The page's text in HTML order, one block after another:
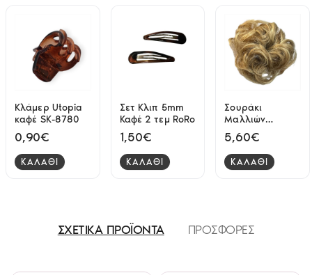
Κλάμερ Utopia
καφέ SK-8780
0,90€
ΚΑΛΑΘΙ
Σετ Κλιπ 5mm
Καφέ 2 τεμ RoRo
1,50€
ΚΑΛΑΘΙ
Σουράκι
Μαλλιών
Συνθετικό
Ανταύγειες SB-
27T613 Cocktail
5,60€
ΚΑΛΑΘΙ
ΣΧΕΤΙΚΑ ΠΡΟΪΟΝΤΑ ΠΡΟΣΦΟΡΕΣ